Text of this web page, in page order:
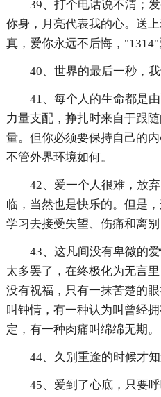
39、打个电话说不清；
你身，月亮代表我的心。送
真，爱你永远不后悔，"1314"
40、世界的最后一秒，
41、每个人的生命都是
力量支配，挣扎时来自于跟
量。但你必须要保持自己的
不管外界环境如何。
42、爱一个人很难，放
临，当然也是快乐的。但是
学习去接受失望、伤痛和离
43、这凡间没有卑微的
太多罢了，在终极化为无言
没有祝福，只有一抹苦楚的
叫钟情，有一种认为叫曾经
定，有一种肉痛叫绵绵无期。
44、久别重逢的时候才
45、爱到了心底，只要